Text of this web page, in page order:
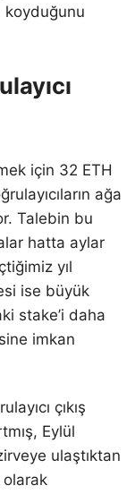
koyduğunu
için 32 ETH
ağa
Talebin bu
hatta aylar
yıl
ise büyük
stake’i daha
imkan
çıkış
Eylül
ulaştıktan
olarak